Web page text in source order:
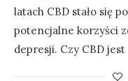
latach CBD stało się
potencjalne korzyści
depresji. Czy CBD